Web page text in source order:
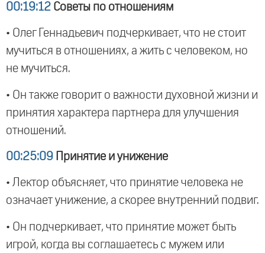
00:19:12 Советы по отношениям
• Олег Геннадьевич подчеркивает, что не стоит
мучиться в отношениях, а жить с человеком, но
не мучиться.
• Он также говорит о важности духовной жизни и
принятия характера партнера для улучшения
отношений.
00:25:09 Принятие и унижение
• Лектор объясняет, что принятие человека не
означает унижение, а скорее внутренний подвиг.
• Он подчеркивает, что принятие может быть
игрой, когда вы соглашаетесь с мужем или